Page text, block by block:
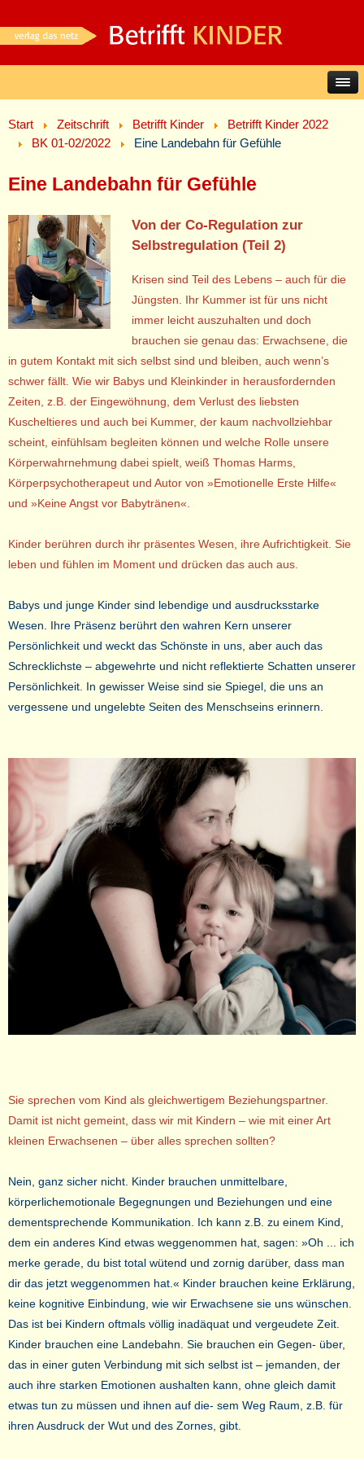
Start Zeitschrift Betrifft Kinder
Betrifft Kinder 2022
BK 01-02/2022
Eine Landebahn für Gefühle
Eine Landebahn für Gefühle
Von der Co-Regulation zur
Selbstregulation (Teil 2)
Krisen sind Teil des Lebens – auch für die
Jüngsten. Ihr Kummer ist für uns nicht
immer leicht auszuhalten und doch
brauchen sie genau das: Erwachsene, die
in gutem Kontakt mit sich selbst sind und bleiben, auch wenn’s
schwer fällt. Wie wir Babys und Kleinkinder in herausfordernden
Zeiten, z.B. der Eingewöhnung, dem Verlust des liebsten
Kuscheltieres und auch bei Kummer, der kaum nachvollziehbar
scheint, einfühlsam begleiten können und welche Rolle unsere
Körperwahrnehmung dabei spielt, weiß Thomas Harms,
Körperpsychotherapeut und Autor von »Emotionelle Erste Hilfe«
und »Keine Angst vor Babytränen«.
Kinder berühren durch ihr präsentes Wesen, ihre Aufrichtigkeit. Sie
leben und fühlen im Moment und drücken das auch aus.
Babys und junge Kinder sind lebendige und ausdrucksstarke
Wesen. Ihre Präsenz berührt den wahren Kern unserer
Persönlichkeit und weckt das Schönste in uns, aber auch das
Schrecklichste – abgewehrte und nicht reflektierte Schatten unserer
Persönlichkeit. In gewisser Weise sind sie Spiegel, die uns an
vergessene und ungelebte Seiten des Menschseins erinnern.
Sie sprechen vom Kind als gleichwertigem Beziehungspartner.
Damit ist nicht gemeint, dass wir mit Kindern – wie mit einer Art
kleinen Erwachsenen – über alles sprechen sollten?
Nein, ganz sicher nicht. Kinder brauchen unmittelbare,
körperlichemotionale Begegnungen und Beziehungen und eine
dementsprechende Kommunikation. Ich kann z.B. zu einem Kind,
dem ein anderes Kind etwas weggenommen hat, sagen: »Oh ... ich
merke gerade, du bist total wütend und zornig darüber, dass man
dir das jetzt weggenommen hat.« Kinder brauchen keine Erklärung,
keine kognitive Einbindung, wie wir Erwachsene sie uns wünschen.
Das ist bei Kindern oftmals völlig inadäquat und vergeudete Zeit.
Kinder brauchen eine Landebahn. Sie brauchen ein Gegen- über,
das in einer guten Verbindung mit sich selbst ist – jemanden, der
auch ihre starken Emotionen aushalten kann, ohne gleich damit
etwas tun zu müssen und ihnen auf die- sem Weg Raum, z.B. für
ihren Ausdruck der Wut und des Zornes, gibt.